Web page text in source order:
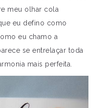
meu olhar cola
eu defino como
eu chamo a
se entrelaçar toda
mais perfeita.